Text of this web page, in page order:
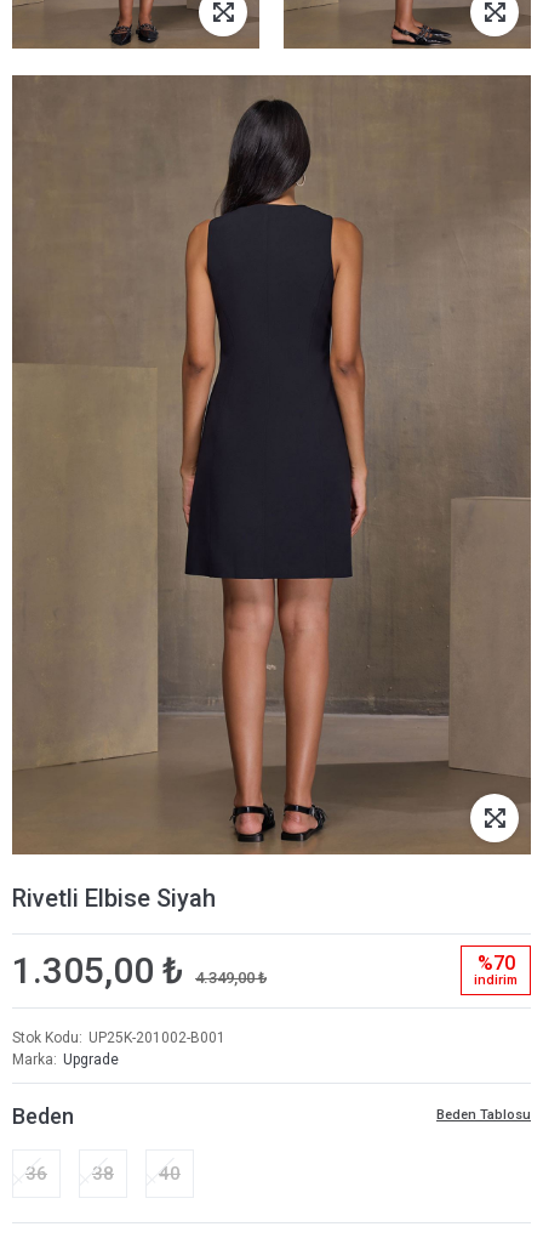
Rivetli Elbise Siyah
1.305,00 ₺ 4.349,00 ₺
%70
i̇ndi̇ri̇m
Stok Kodu
UP25K-201002-B001
Marka
Upgrade
Beden Tablosu
Beden
36 38 40